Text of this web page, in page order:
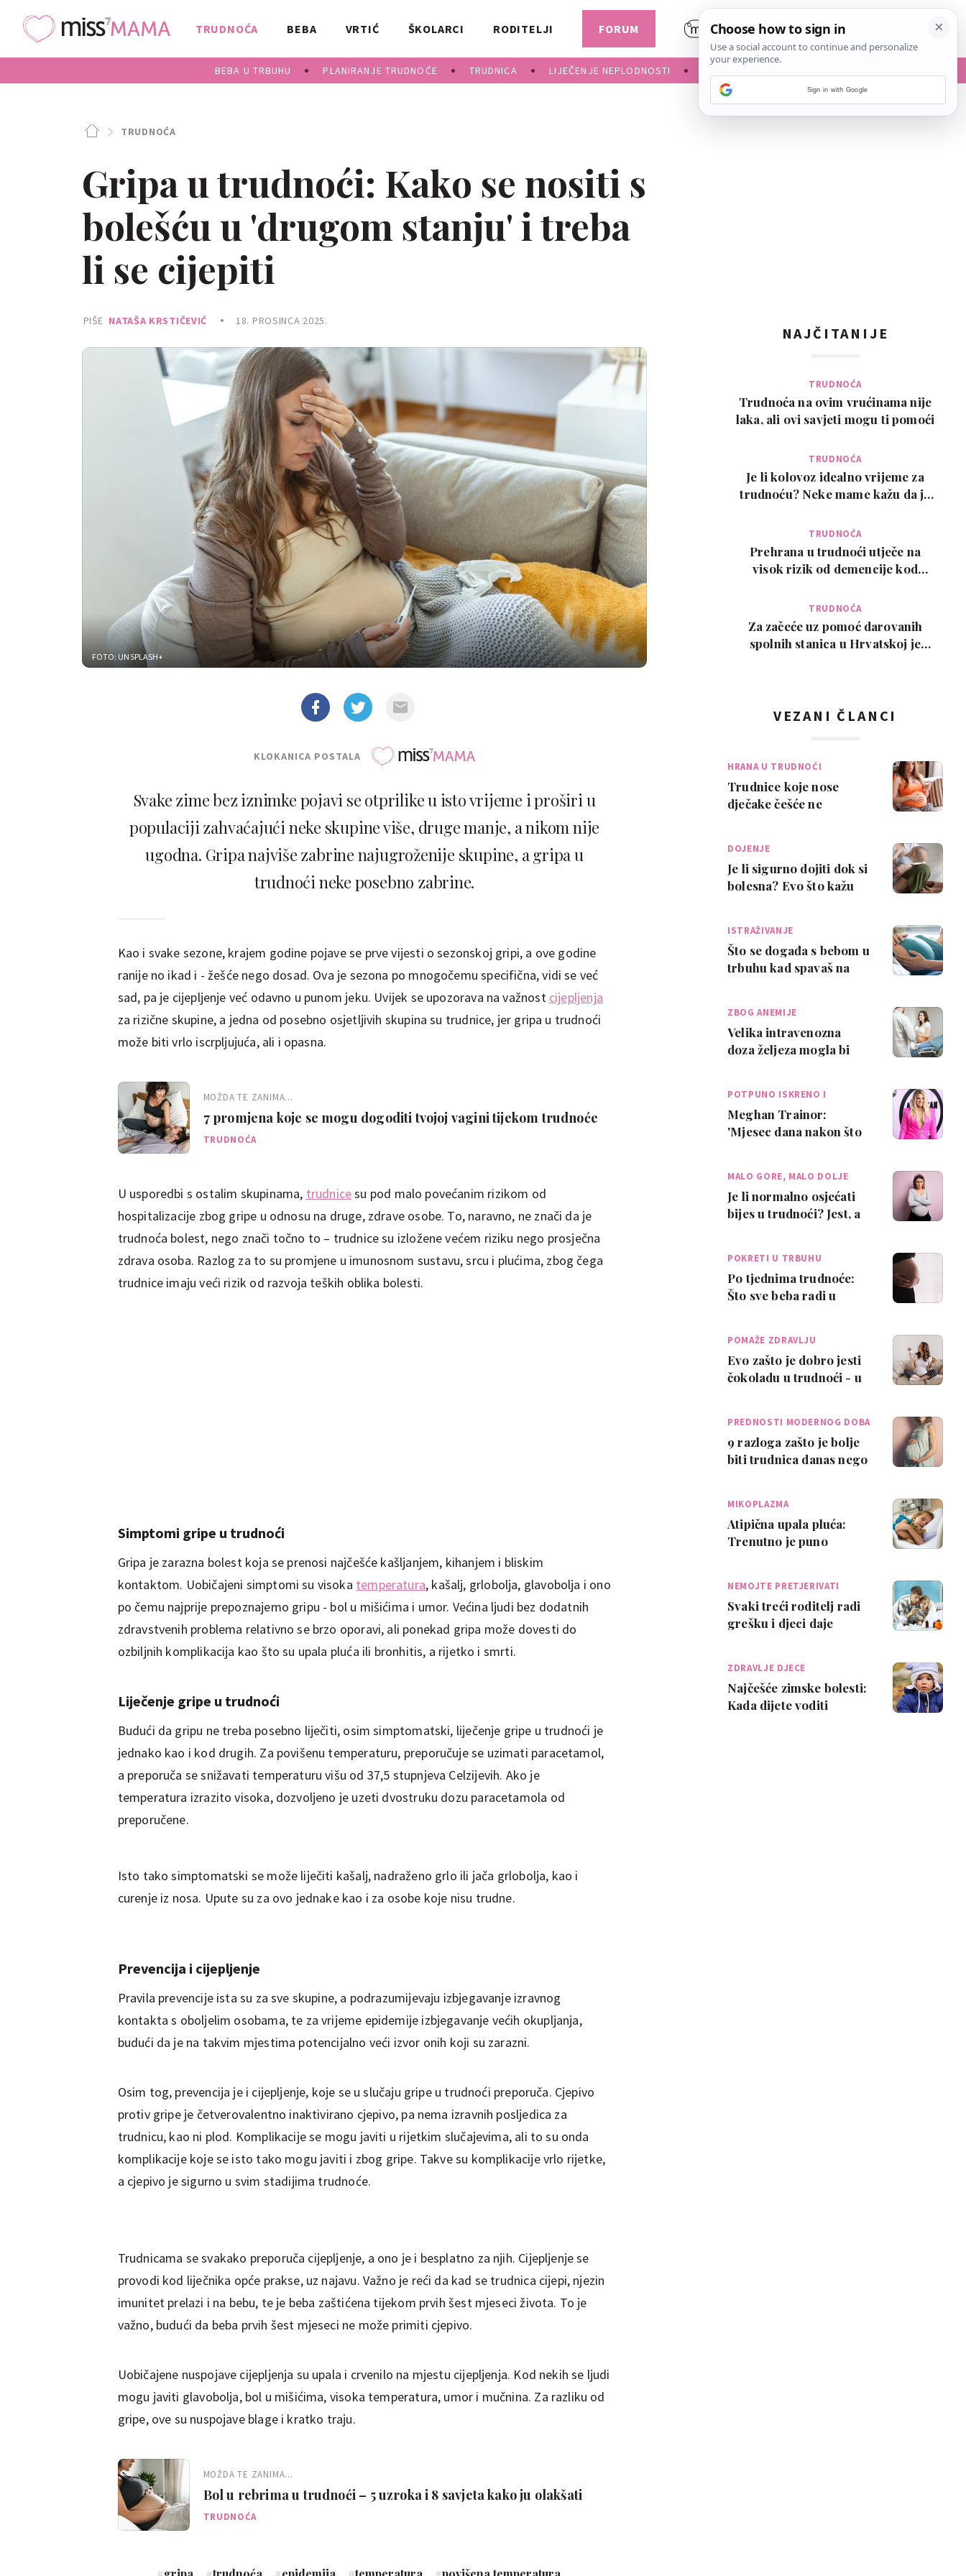
TRUDNOĆA
BEBA U TRBUHU PLANIRANJE TRUDNOĆE TRUDNICA LIJEČENJE NEPLODNOSTI
BEBA VRTIĆ ŠKOLARCI RODITELJI FORUM
TRUDNOĆA
Gripa u trudnoći: Kako se nositi s
bolešću u 'drugom stanju' i treba
li se cijepiti
PIŠE NATAŠA KRSTIČEVIĆ 18. PROSINCA 2025.
FOTO: UNSPLASH+
KLOKANICA POSTALA
Svake zime bez iznimke pojavi se otprilike u isto vrijeme i proširi u
populaciji zahvaćajući neke skupine više, druge manje, a nikom nije
ugodna. Gripa najviše zabrine najugroženije skupine, a gripa u
trudnoći neke posebno zabrine.
Kao i svake sezone, krajem godine pojave se prve vijesti o sezonskoj gripi, a ove godine
ranije no ikad i - žešće nego dosad. Ova je sezona po mnogočemu specifična, vidi se već
sad, pa je cijepljenje već odavno u punom jeku. Uvijek se upozorava na važnost cijepljenja
za rizične skupine, a jedna od posebno osjetljivih skupina su trudnice, jer gripa u trudnoći
može biti vrlo iscrpljujuća, ali i opasna.
MOŽDA TE ZANIMA...
7 promjena koje se mogu dogoditi tvojoj vagini tijekom trudnoće
TRUDNOĆA
U usporedbi s ostalim skupinama, trudnicesu pod malo povećanim rizikom od
hospitalizacije zbog gripe u odnosu na druge, zdrave osobe. To, naravno, ne znači da je
trudnoća bolest, nego znači točno to – trudnice su izložene većem riziku nego prosječna
zdrava osoba. Razlog za to su promjene u imunosnom sustavu, srcu i plućima, zbog čega
trudnice imaju veći rizik od razvoja teških oblika bolesti.
Simptomi gripe u trudnoći
Gripa je zarazna bolest koja se prenosi najčešće kašljanjem, kihanjem i bliskim
kontaktom. Uobičajeni simptomi su visoka temperatura, kašalj, grlobolja, glavobolja i ono
po čemu najprije prepoznajemo gripu - bol u mišićima i umor. Većina ljudi bez dodatnih
zdravstvenih problema relativno se brzo oporavi, ali ponekad gripa može dovesti do
ozbiljnih komplikacija kao što su upala pluća ili bronhitis, a rijetko i smrti.
Liječenje gripe u trudnoći
Budući da gripu ne treba posebno liječiti, osim simptomatski, liječenje gripe u trudnoći je
jednako kao i kod drugih. Za povišenu temperaturu, preporučuje se uzimati paracetamol,
a preporuča se snižavati temperaturu višu od 37,5 stupnjeva Celzijevih. Ako je
temperatura izrazito visoka, dozvoljeno je uzeti dvostruku dozu paracetamola od
preporučene.
Isto tako simptomatski se može liječiti kašalj, nadraženo grlo ili jača grlobolja, kao i
curenje iz nosa. Upute su za ovo jednake kao i za osobe koje nisu trudne.
Prevencija i cijepljenje
Pravila prevencije ista su za sve skupine, a podrazumijevaju izbjegavanje izravnog
kontakta s oboljelim osobama, te za vrijeme epidemije izbjegavanje većih okupljanja,
budući da je na takvim mjestima potencijalno veći izvor onih koji su zarazni.
Osim tog, prevencija je i cijepljenje, koje se u slučaju gripe u trudnoći preporuča. Cjepivo
protiv gripe je četverovalentno inaktivirano cjepivo, pa nema izravnih posljedica za
trudnicu, kao ni plod. Komplikacije se mogu javiti u rijetkim slučajevima, ali to su onda
komplikacije koje se isto tako mogu javiti i zbog gripe. Takve su komplikacije vrlo rijetke,
a cjepivo je sigurno u svim stadijima trudnoće.
Trudnicama se svakako preporuča cijepljenje, a ono je i besplatno za njih. Cijepljenje se
provodi kod liječnika opće prakse, uz najavu. Važno je reći da kad se trudnica cijepi, njezin
imunitet prelazi i na bebu, te je beba zaštićena tijekom prvih šest mjeseci života. To je
važno, budući da beba prvih šest mjeseci ne može primiti cjepivo.
Uobičajene nuspojave cijepljenja su upala i crvenilo na mjestu cijepljenja. Kod nekih se ljudi
mogu javiti glavobolja, bol u mišićima, visoka temperatura, umor i mučnina. Za razliku od
gripe, ove su nuspojave blage i kratko traju.
MOŽDA TE ZANIMA...
Bol u rebrima u trudnoći – 5 uzroka i 8 savjeta kako ju olakšati
TRUDNOĆA
NAJČITANIJE
TRUDNOĆA
Trudnoća na ovim vrućinama nije
laka, ali ovi savjeti mogu ti pomoći
TRUDNOĆA
Je li kolovoz idealno vrijeme za
trudnoću? Neke mame kažu da je
TRUDNOĆA
Prehrana u trudnoći utječe na
visok rizik od demencije kod
TRUDNOĆA
Za začeće uz pomoć darovanih
spolnih stanica u Hrvatskoj je
VEZANI ČLANCI
HRANA U TRUDNOĆI
Trudnice koje nose
dječake češće ne
DOJENJE
Je li sigurno dojiti dok si
bolesna? Evo što kažu
ISTRAŽIVANJE
Što se događa s bebom u
trbuhu kad spavaš na
ZBOG ANEMIJE
Velika intravenozna
doza željeza mogla bi
POTPUNO ISKRENO I
Meghan Trainor:
'Mjesec dana nakon što
MALO GORE, MALO DOLJE
Je li normalno osjećati
bijes u trudnoći? Jest, a
POKRETI U TRBUHU
Po tjednima trudnoće:
Što sve beba radi u
POMAŽE ZDRAVLJU
Evo zašto je dobro jesti
čokoladu u trudnoći - u
PREDNOSTI MODERNOG DOBA
9 razloga zašto je bolje
biti trudnica danas nego
MIKOPLAZMA
Atipična upala pluća:
Trenutno je puno
NEMOJTE PRETJERIVATI
Svaki treći roditelj radi
grešku i djeci daje
ZDRAVLJE DJECE
Najčešće zimske bolesti:
Kada dijete voditi
Sign in with Google